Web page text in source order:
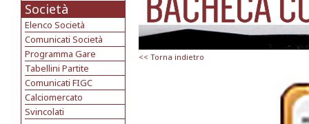
Società
Elenco Società
Comunicati Società
Programma Gare
Tabellini Partite
Comunicati FIGC
Calciomercato
Svincolati
<< Torna indietro